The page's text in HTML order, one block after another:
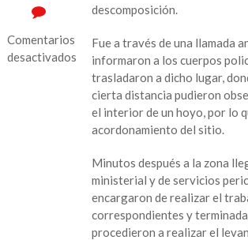
Comentarios
desactivados
descomposición.
Fue a través de una llamada
informaron a los cuerpos
trasladaron a dicho lugar,
cierta distancia pudieron
el interior de un hoyo, por lo
acordonamiento del sitio.
Minutos después a la zona
ministerial y de servicios
encargaron de realizar el
correspondientes y
procedieron a realizar el